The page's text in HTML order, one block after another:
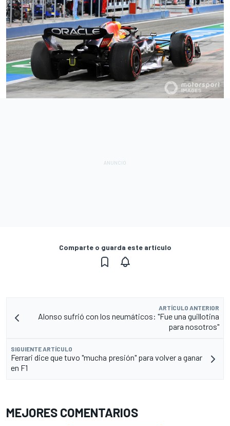
Comparte o guarda este artículo
ARTÍCULO ANTERIOR
Alonso sufrió con los neumáticos: "Fue una guillotina
para nosotros"
SIGUIENTE ARTÍCULO
Ferrari dice que tuvo "mucha presión" para volver a ganar
en F1
MEJORES COMENTARIOS